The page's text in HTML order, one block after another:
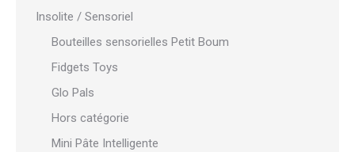
Insolite / Sensoriel
Bouteilles sensorielles Petit Boum
Fidgets Toys
Glo Pals
Hors catégorie
Mini Pâte Intelligente